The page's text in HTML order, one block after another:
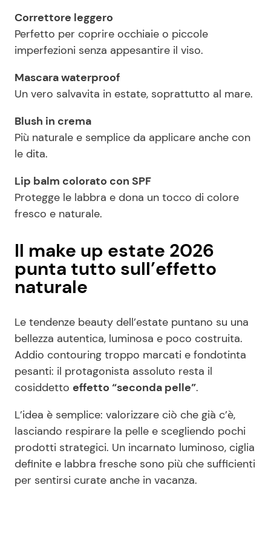
Correttore leggero
Perfetto per coprire occhiaie o piccole
imperfezioni senza appesantire il viso.
Mascara waterproof
Un vero salvavita in estate, soprattutto al mare.
Blush in crema
Più naturale e semplice da applicare anche con
le dita.
Lip balm colorato con SPF
Protegge le labbra e dona un tocco di colore
fresco e naturale.
Il make up estate 2026
punta tutto sull’effetto
naturale
Le tendenze beauty dell’estate puntano su una
bellezza autentica, luminosa e poco costruita.
Addio contouring troppo marcati e fondotinta
pesanti: il protagonista assoluto resta il
cosiddetto effetto “seconda pelle”.
L’idea è semplice: valorizzare ciò che già c’è,
lasciando respirare la pelle e scegliendo pochi
prodotti strategici. Un incarnato luminoso, ciglia
definite e labbra fresche sono più che sufficienti
per sentirsi curate anche in vacanza.